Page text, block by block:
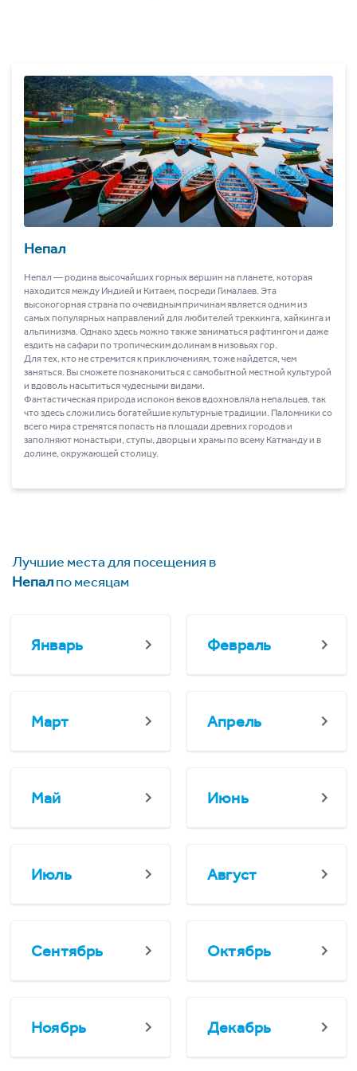
Непал
Непал ― родина высочайших горных вершин на планете, которая
находится между Индией и Китаем, посреди Гималаев. Эта
высокогорная страна по очевидным причинам является одним из
самых популярных направлений для любителей треккинга, хайкинга и
альпинизма. Однако здесь можно также заниматься рафтингом и даже
ездить на сафари по тропическим долинам в низовьях гор.
Для тех, кто не стремится к приключениям, тоже найдется, чем
заняться. Вы сможете познакомиться с самобытной местной культурой
и вдоволь насытиться чудесными видами.
Фантастическая природа испокон веков вдохновляла непальцев, так
что здесь сложились богатейшие культурные традиции. Паломники со
всего мира стремятся попасть на площади древних городов и
заполняют монастыри, ступы, дворцы и храмы по всему Катманду и в
долине, окружающей столицу.
Лучшие места для посещения в
Непалпо месяцам
Январь Февраль
Март Апрель
Май Июнь
Июль Август
Сентябрь Октябрь
Ноябрь Декабрь